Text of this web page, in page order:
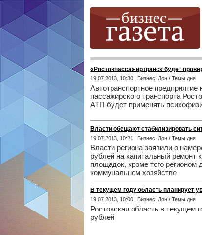
«Ростовпассажиртранс» будет
19.07.2013, 10:30 | Бизнес. Дон / Темы дня
Автотранспортное предприятие
пассажирского транспорта
АТП будет применять
Власти обещают стабилизировать
19.07.2013, 10:21 | Бизнес. Дон / Темы дня
Власти региона заявили о
рублей на капитальный ремонт
площадок, кроме того
коммунальном хозяйстве
В текущем году область планирует
19.07.2013, 10:00 | Бизнес. Дон / Темы дня
Ростовская область в текущем
рублей